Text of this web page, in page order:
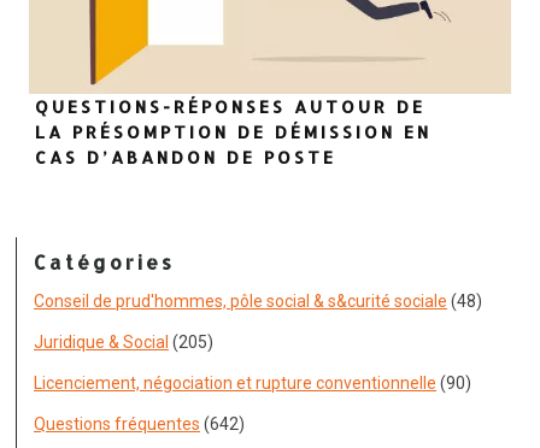
QUESTIONS-RÉPONSES AUTOUR DE
LA PRÉSOMPTION DE DÉMISSION EN
CAS D’ABANDON DE POSTE
Catégories
Conseil de prud'hommes, pôle social & s&curité sociale (48)
Juridique & Social (205)
Licenciement, négociation et rupture conventionnelle (90)
Questions fréquentes (642)